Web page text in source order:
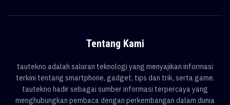
Tentang Kami
tautekno adalah saluran teknologi yang menyajikan informasi
terkini tentang smartphone, gadget, tips dan trik, serta game.
tautekno hadir sebagai sumber informasi terpercaya yang
menghubungkan pembaca dengan perkembangan dalam dunia